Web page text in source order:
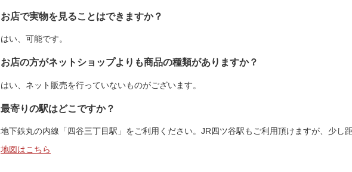
お店で実物を見ることはできますか？
はい、可能です。
お店の方がネットショップよりも商品の種類がありますか？
はい、ネット販売を行っていないものがございます。
最寄りの駅はどこですか？
地下鉄丸の内線「四谷三丁目駅」をご利用ください。JR四ツ谷駅もご利用頂けますが、少し
地図はこちら